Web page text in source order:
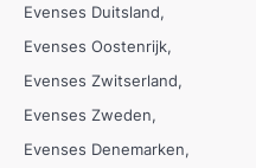
Evenses Duitsland
Evenses Oostenrijk
Evenses Zwitserland
Evenses Zweden
Evenses Denemarken